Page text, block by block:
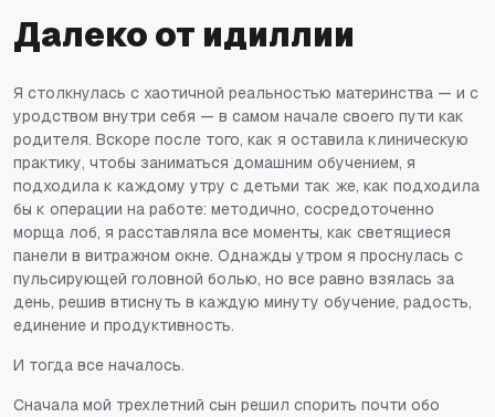
Далеко от идиллии
Я столкнулась с хаотичной реальностью материнства — и с
уродством внутри себя — в самом начале своего пути как
родителя. Вскоре после того, как я оставила клиническую
практику, чтобы заниматься домашним обучением, я
подходила к каждому утру с детьми так же, как подходила
бы к операции на работе: методично, сосредоточенно
морща лоб, я расставляла все моменты, как светящиеся
панели в витражном окне. Однажды утром я проснулась с
пульсирующей головной болью, но все равно взялась за
день, решив втиснуть в каждую минуту обучение, радость,
единение и продуктивность.
И тогда все началось.
Сначала мой трехлетний сын решил спорить почти обо